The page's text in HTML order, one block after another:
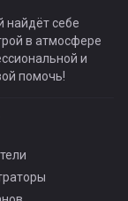
найдёт себе
в атмосфере
и
помочь!